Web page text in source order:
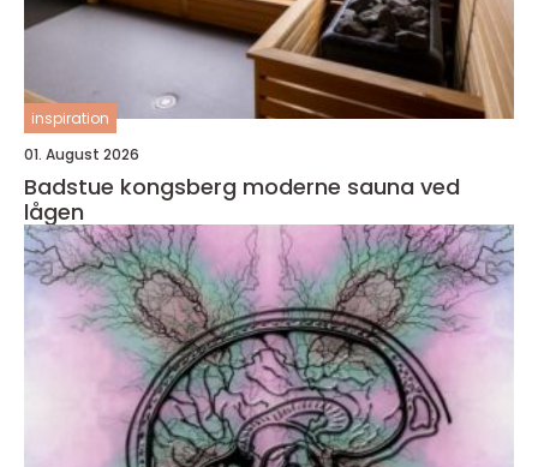
inspiration
01. August 2026
Badstue kongsberg moderne sauna ved
lågen